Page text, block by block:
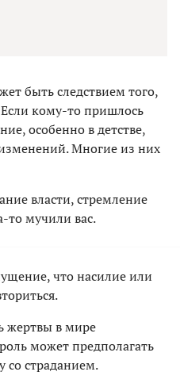
быть следствием того,
кому-то пришлось
особенно в детстве,
Многие из них
власти, стремление
то мучили вас.
что насилие или
жертвы в мире
может предполагать
со страданием.